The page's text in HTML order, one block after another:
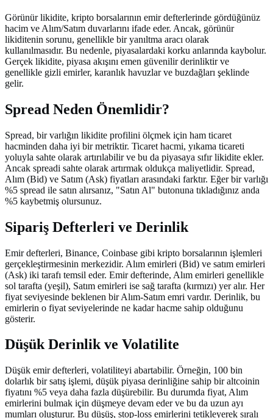
Görünür likidite, kripto borsalarının emir defterlerinde gördüğünüz
hacim ve Alım/Satım duvarlarını ifade eder. Ancak, görünür
likiditenin sorunu, genellikle bir yanıltma aracı olarak
kullanılmasıdır. Bu nedenle, piyasalardaki korku anlarında kaybolur.
Gerçek likidite, piyasa akışını emen güvenilir derinliktir ve
genellikle gizli emirler, karanlık havuzlar ve buzdağları şeklinde
gelir.
Spread Neden Önemlidir?
Spread, bir varlığın likidite profilini ölçmek için ham ticaret
hacminden daha iyi bir metriktir. Ticaret hacmi, yıkama ticareti
yoluyla sahte olarak artırılabilir ve bu da piyasaya sıfır likidite ekler.
Ancak spreadi sahte olarak artırmak oldukça maliyetlidir. Spread,
Alım (Bid) ve Satım (Ask) fiyatları arasındaki farktır. Eğer bir varlığı
%5 spread ile satın alırsanız, "Satın Al" butonuna tıkladığınız anda
%5 kaybetmiş olursunuz.
Sipariş Defterleri ve Derinlik
Emir defterleri, Binance, Coinbase gibi kripto borsalarının işlemleri
gerçekleştirmesinin merkezidir. Alım emirleri (Bid) ve satım emirleri
(Ask) iki tarafı temsil eder. Emir defterinde, Alım emirleri genellikle
sol tarafta (yeşil), Satım emirleri ise sağ tarafta (kırmızı) yer alır. Her
fiyat seviyesinde beklenen bir Alım-Satım emri vardır. Derinlik, bu
emirlerin o fiyat seviyelerinde ne kadar hacme sahip olduğunu
gösterir.
Düşük Derinlik ve Volatilite
Düşük emir defterleri, volatiliteyi abartabilir. Örneğin, 100 bin
dolarlık bir satış işlemi, düşük piyasa derinliğine sahip bir altcoinin
fiyatını %5 veya daha fazla düşürebilir. Bu durumda fiyat, Alım
emirlerini bulmak için düşmeye devam eder ve bu da uzun ayı
mumları oluşturur. Bu düşüş, stop-loss emirlerini tetikleyerek sıralı